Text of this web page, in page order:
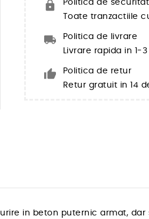
Politica de
Toate tranzactiile
Politica de livrare
Livrare rapida in 1-
Politica de retur
Retur gratuit in 14
in beton puternic armat, dar